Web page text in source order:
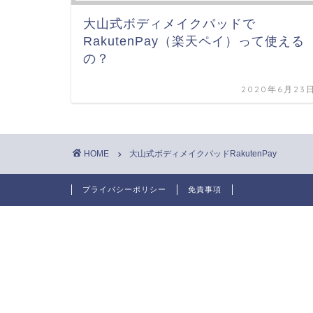
大山式ボディメイクパッドで
RakutenPay（楽天ペイ）って使える
の？
2020年6月23
HOME 大山式ボディメイクパッドRakutenPay
プライバシーポリシー 免責事項